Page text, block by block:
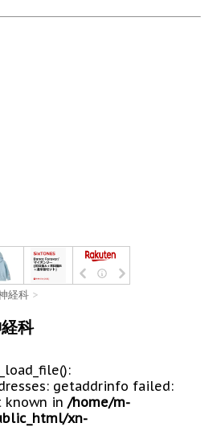
経科 >
科
getaddrinfo failed:
known in /home/m-
xn-